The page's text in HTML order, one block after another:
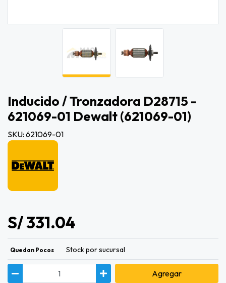
Inducido / Tronzadora D28715 -
621069-01 Dewalt (621069-01)
SKU: 621069-01
S/ 331.04
Quedan Pocos Stock por sucursal
Agregar